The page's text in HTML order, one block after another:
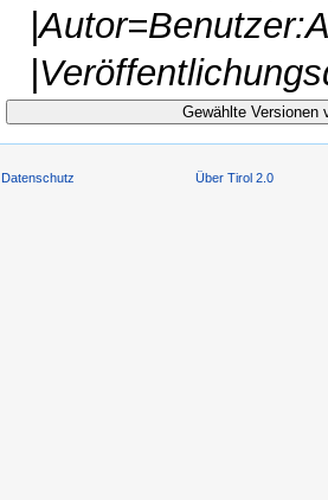
Datenschutz Über Tirol 2.0